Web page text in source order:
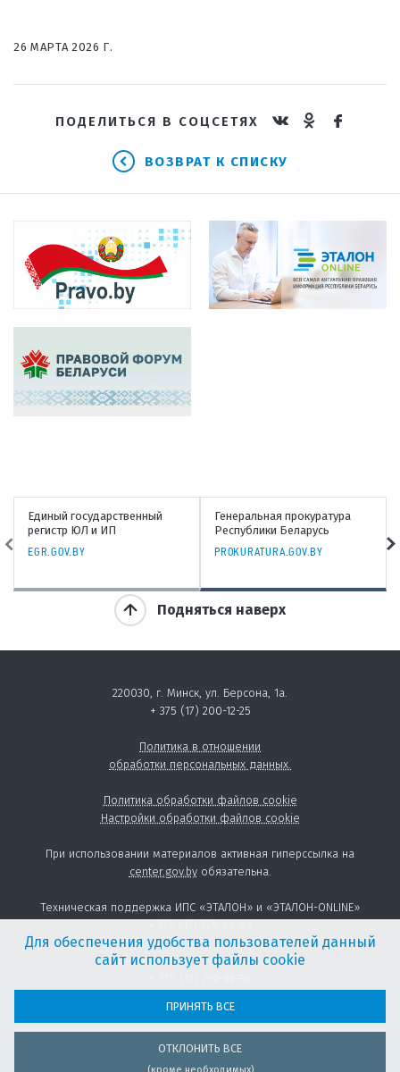
26 МАРТА 2026 Г.
ПОДЕЛИТЬСЯ В СОЦСЕТЯХ
ВОЗВРАТ К СПИСКУ
Единый государственный
регистр ЮЛ и ИП
EGR.GOV.BY
Генеральная прокуратура
Республики Беларусь
PROKURATURA.GOV.BY
Подняться наверх
220030, г. Минск, ул. Берсона, 1а.
+ 375 (17) 200-12-25
Политика в отношении
обработки персональных данных.
Политика обработки файлов cookie
Настройки обработки файлов cookie
При использовании материалов активная гиперссылка на
center.gov.byобязательна.
Техническая поддержка ИПС «ЭТАЛОН» и «ЭТАЛОН-ONLINE»
Предоставление товаров и услуг:
Для обеспечения удобства пользователей данный
сайт использует файлы cookie
ПРИНЯТЬ ВСЕ
ОТКЛОНИТЬ ВСЕ
(кроме необходимых)